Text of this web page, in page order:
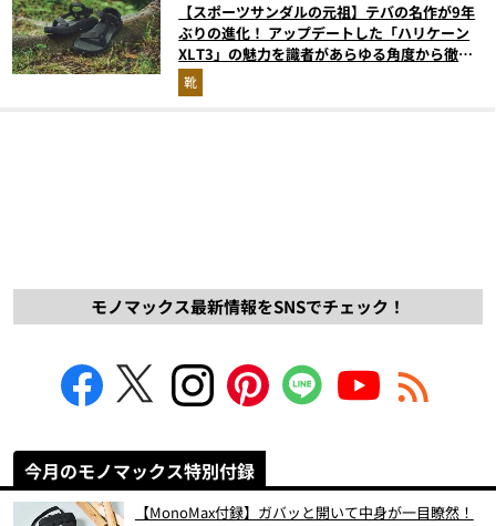
【スポーツサンダルの元祖】テバの名作が9年
ぶりの進化！ アップデートした「ハリケーン
XLT3」の魅力を識者があらゆる角度から徹底
解説！
靴
モノマックス最新情報をSNSでチェック！
今月のモノマックス特別付録
【MonoMax付録】ガバッと開いて中身が一目瞭然！